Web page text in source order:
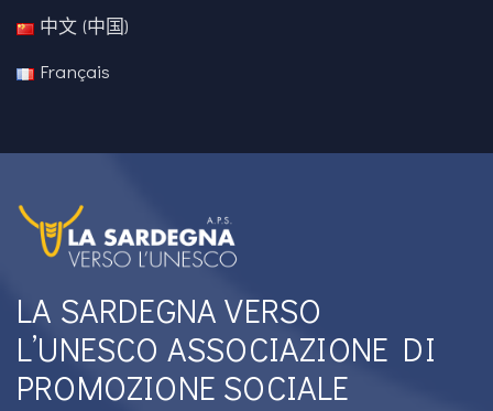
中文 (中国)
Français
LA SARDEGNA VERSO
L’UNESCO ASSOCIAZIONE DI
PROMOZIONE SOCIALE